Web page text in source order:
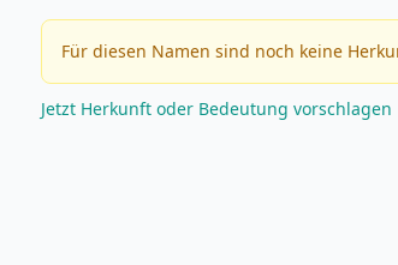
Für diesen Namen sind noch keine
Jetzt Herkunft oder Bedeutung